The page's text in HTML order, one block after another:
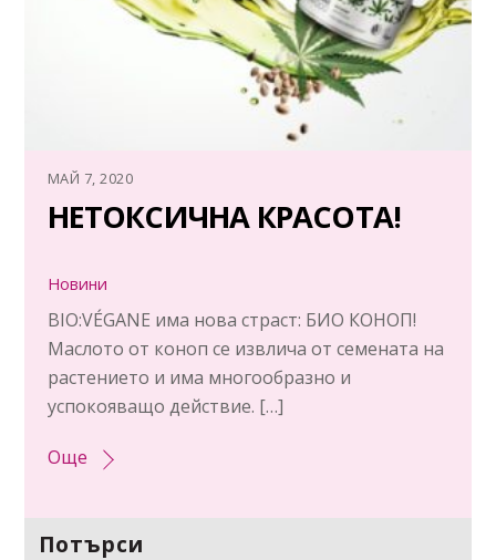
МАЙ 7, 2020
НЕТОКСИЧНА КРАСОТА!
Новини
BIO:VÉGANE има нова страст: БИО КОНОП!
Маслото от коноп се извлича от семената на
растението и има многообразно и
успокояващо действие. […]
Още
Потърси